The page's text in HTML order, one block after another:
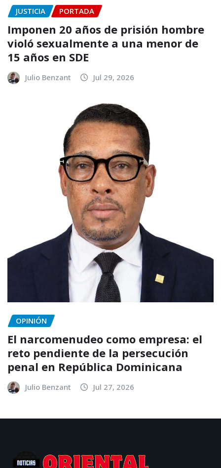
JUSTICIA PORTADA
Imponen 20 años de prisión hombre
violó sexualmente a una menor de
15 años en SDE
Julio Benzant Jul 29, 2026
OPINIÓN
El narcomenudeo como empresa: el
reto pendiente de la persecución
penal en República Dominicana
Julio Benzant Jul 27, 2026